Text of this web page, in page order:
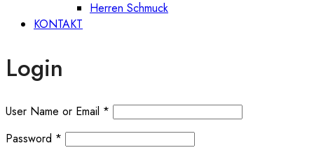
Herren Schmuck
KONTAKT
Login
User Name or Email *
Password *